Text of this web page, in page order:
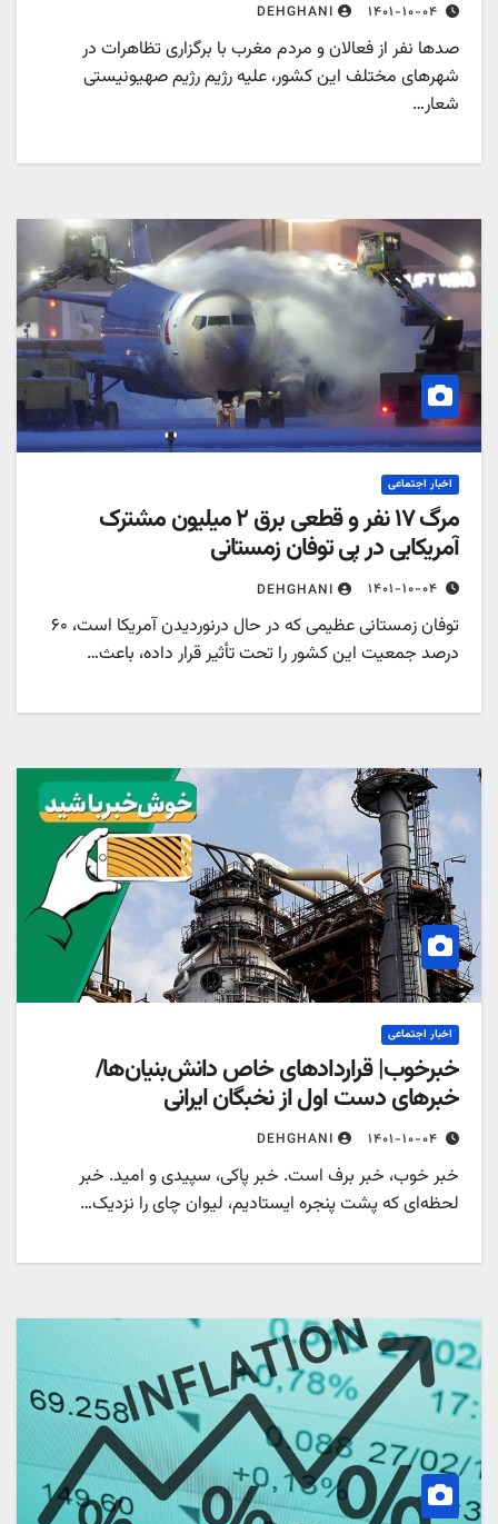
۱۴۰۱-۱۰-۰۴ DEHGHANI
نفر از فعالان و مردم مغرب با برگزاری تظاهرات در
مختلف این کشور، علیه رژیم رژیم صهیونیستی
اخبار اجتماعی
مرگ ۱۷ نفر و قطعی برق ۲ میلیون مشترک
در پی توفان زمستانی
۱۴۰۱-۱۰-۰۴ DEHGHANI
توفان زمستانی عظیمی که در حال درنوردیدن آمریکا است، ۶۰
جمعیت این کشور را تحت تأثیر قرار داده، باعث…
اخبار اجتماعی
قراردادهای خاص دانش‌بنیان‌ها/
دست اول از نخبگان ایرانی
۱۴۰۱-۱۰-۰۴ DEHGHANI
خوب، خبر برف است. خبر پاکی، سپیدی و امید. خبر
که پشت پنجره ایستادیم، لیوان چای را نزدیک…